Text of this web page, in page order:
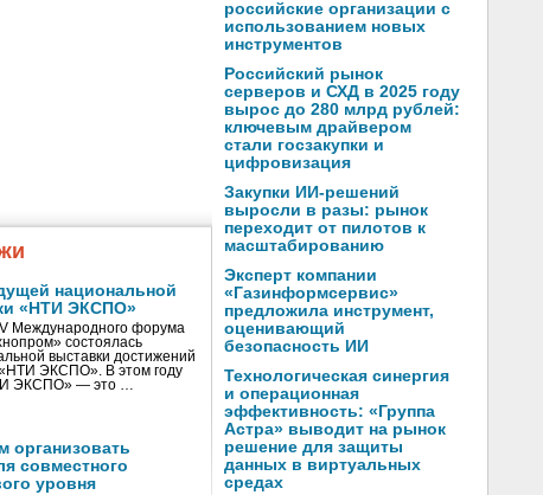
национальной
«НТИ ЭКСПО»
Международного форума
состоялась
выставки достижений
«НТИ ЭКСПО». В этом году
ЭКСПО» — это …
совместного
уровня
российские организации с
использованием новых
инструментов
Российский рынок
серверов и СХД в 2025 году
вырос до 280 млрд рублей:
ключевым драйвером
стали госзакупки и
цифровизация
Закупки ИИ-решений
выросли в разы: рынок
переходит от пилотов к
масштабированию
Эксперт компании
«Газинформсервис»
предложила инструмент,
оценивающий
безопасность ИИ
Технологическая синергия
и операционная
эффективность: «Группа
Астра» выводит на рынок
решение для защиты
данных в виртуальных
средах